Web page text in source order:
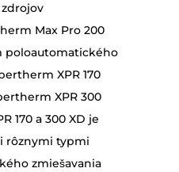
Max Pro 200
poloautomatického
XPR 170
XPR 300
170 a 300 XD je
rôznymi typmi
zmiešavania